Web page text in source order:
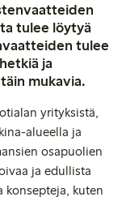
tulee löytyä
tulee
ja
mukavia.
yrityksistä,
alueella ja
osapuolien
ja edullista
konsepteja, kuten